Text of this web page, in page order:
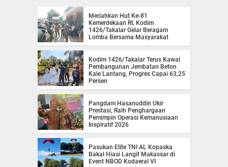
Meriahkan Hut Ke-81
Kemerdekaan RI, Kodim
1426/Takalar Gelar Beragam
Lomba Bersama Masyarakat
Kodim 1426/Takalar Terus Kawal
Pembangunan Jembatan Beton
Kale Lantang, Progres Capai 63,25
Persen
Pangdam Hasanuddin Ukir
Prestasi, Raih Penghargaan
Pemimpin Operasi Kemanusiaan
Inspiratif 2026
Pasukan Elite TNI AL Kopaska
Bakal Hiasi Langit Makassar di
Event NBOD Kodaeral VI